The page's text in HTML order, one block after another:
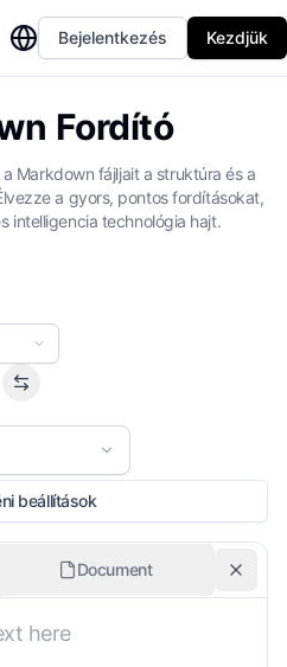
Bejelentkezés Kezdjük
Fordító
Markdown fájljait a struktúra és a
a gyors, pontos fordításokat,
intelligencia technológia hajt.
beállítások
Document